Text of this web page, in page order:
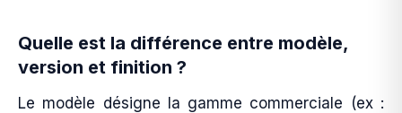
Quelle est la différence entre modèle,
version et finition ?
Le modèle désigne la gamme commerciale (ex :